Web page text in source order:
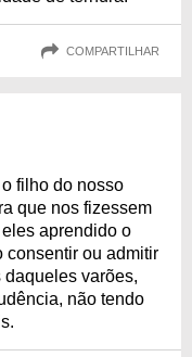
COMPARTILHAR
filho do nosso
que nos fizessem
aprendido o
consentir ou admitir
varões,
não tendo